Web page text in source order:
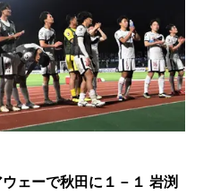
ェーで秋田に１－１ 岩渕